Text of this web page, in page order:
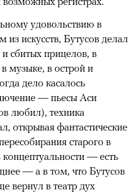
удовольствию в
из искусств, Бутусов делал
сбитых прицелов, в
музыке, в острой и
дело касалось
— пьесы Аси
любил), техника
открывая фантастические
старого в
— есть
— а в том, что Бутусов
вернул в театр дух